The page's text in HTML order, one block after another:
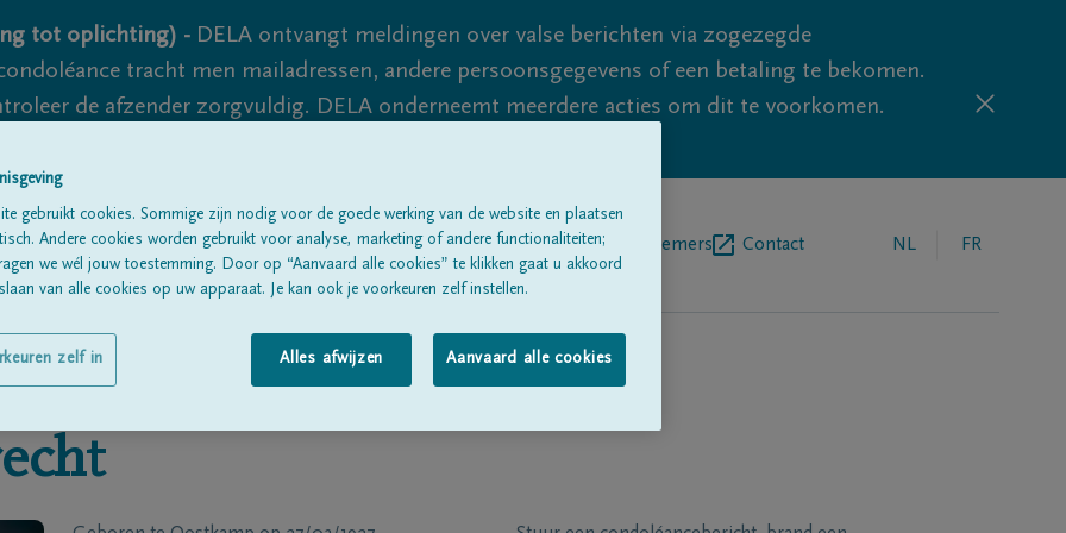
tot oplichting) - DELA ontvangt meldingen over valse berichten via zogezegde
tracht men mailadressen, andere persoonsgegevens of een betaling te bekomen.
de afzender zorgvuldig. DELA onderneemt meerdere acties om dit te voorkomen.
Alle rouwberichten Over onsBegrafenisondernemers Contact NL FR
gebruikt cookies. Sommige zijn nodig voor de goede werking van de website en plaatsen
Andere cookies worden gebruikt voor analyse, marketing of andere functionaliteiten;
we wél jouw toestemming. Door op “Aanvaard alle cookies” te klikken gaat u akkoord
van alle cookies op uw apparaat. Je kan ook je voorkeuren zelf instellen.
Alles afwijzen Aanvaard alle cookies
zelf in